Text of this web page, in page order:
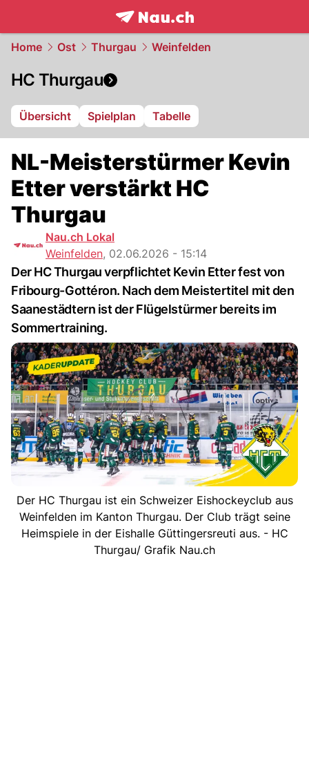
frontpage.NAU.ch
Home Ost Thurgau Weinfelden
HC Thurgau
Übersicht Spielplan Tabelle
NL-Meisterstürmer Kevin
Etter verstärkt HC
Thurgau
Nau.ch Lokal
Weinfelden, 02.06.2026 - 15:14
Der HC Thurgau verpflichtet Kevin Etter fest von
Fribourg-Gottéron. Nach dem Meistertitel mit den
Saanestädtern ist der Flügelstürmer bereits im
Sommertraining.
Der HC Thurgau ist ein Schweizer Eishockeyclub aus
Weinfelden im Kanton Thurgau. Der Club trägt seine
Heimspiele in der Eishalle Güttingersreuti aus. - HC
Thurgau/ Grafik Nau.ch